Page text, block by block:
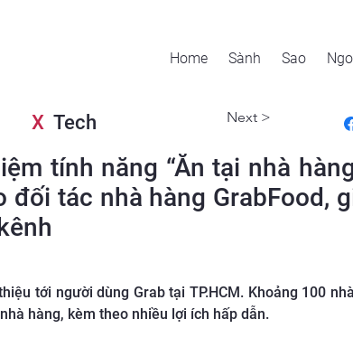
Home Sành Sao
X Tech Next >
tính năng “Ăn tại nhà
đối tác nhà hàng GrabFood,
tới người dùng Grab tại TP.HCM. Khoảng 100
hàng, kèm theo nhiều lợi ích hấp dẫn.